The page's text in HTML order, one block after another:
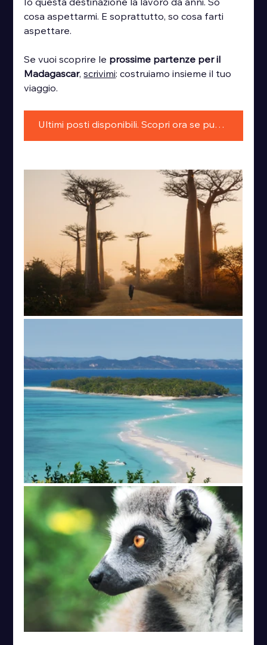
Io questa destinazione la lavoro da anni. So
cosa aspettarmi. E soprattutto, so cosa farti
aspettare.
Se vuoi scoprire le prossime partenze per il
Madagascar, scrivimi: costruiamo insieme il tuo
viaggio.
Ultimi posti disponibili. Scopri ora se puoi partire con noi!